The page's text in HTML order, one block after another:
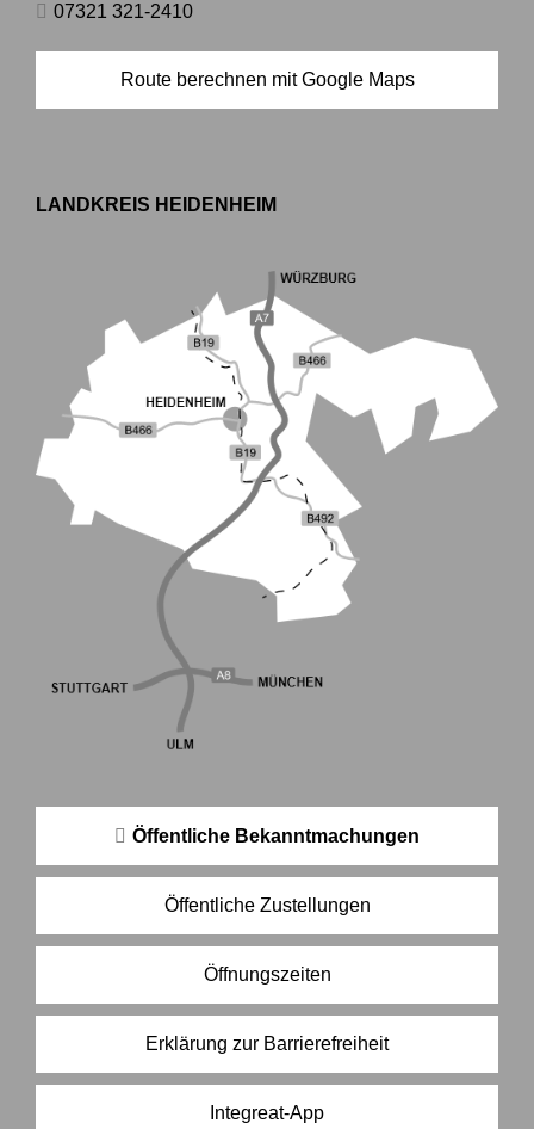
07321 321-2410
Route berechnen mit Google Maps
LANDKREIS HEIDENHEIM
Öffentliche Bekanntmachungen
Öffentliche Zustellungen
Öffnungszeiten
Erklärung zur Barrierefreiheit
Integreat-App